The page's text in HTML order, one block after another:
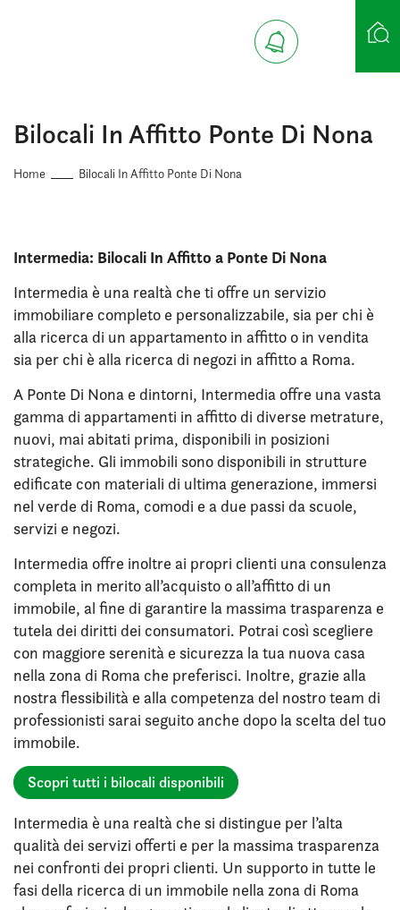
Ricerca case
Bilocali In Affitto Ponte Di Nona
Home Bilocali In Affitto Ponte Di Nona
Intermedia: Bilocali In Affitto a Ponte Di Nona
Intermedia è una realtà che ti offre un servizio
immobiliare completo e personalizzabile, sia per chi è
alla ricerca di un appartamento in affitto o in vendita
sia per chi è alla ricerca di negozi in affitto a Roma.
A Ponte Di Nona e dintorni, Intermedia offre una vasta
gamma di appartamenti in affitto di diverse metrature,
nuovi, mai abitati prima, disponibili in posizioni
strategiche. Gli immobili sono disponibili in strutture
edificate con materiali di ultima generazione, immersi
nel verde di Roma, comodi e a due passi da scuole,
servizi e negozi.
Intermedia offre inoltre ai propri clienti una consulenza
completa in merito all’acquisto o all’affitto di un
immobile, al fine di garantire la massima trasparenza e
tutela dei diritti dei consumatori. Potrai così scegliere
con maggiore serenità e sicurezza la tua nuova casa
nella zona di Roma che preferisci. Inoltre, grazie alla
nostra flessibilità e alla competenza del nostro team di
professionisti sarai seguito anche dopo la scelta del tuo
immobile.
Scopri tutti i bilocali disponibili
Intermedia è una realtà che si distingue per l’alta
qualità dei servizi offerti e per la massima trasparenza
nei confronti dei propri clienti. Un supporto in tutte le
fasi della ricerca di un immobile nella zona di Roma